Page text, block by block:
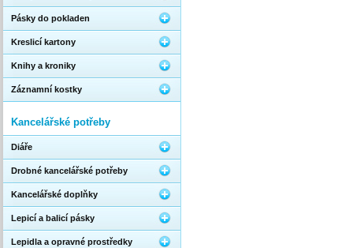
Pásky do pokladen
Kreslicí kartony
Knihy a kroniky
Záznamní kostky
Kancelářské potřeby
Diáře
Drobné kancelářské potřeby
Kancelářské doplňky
Lepicí a balicí pásky
Lepidla a opravné prostředky